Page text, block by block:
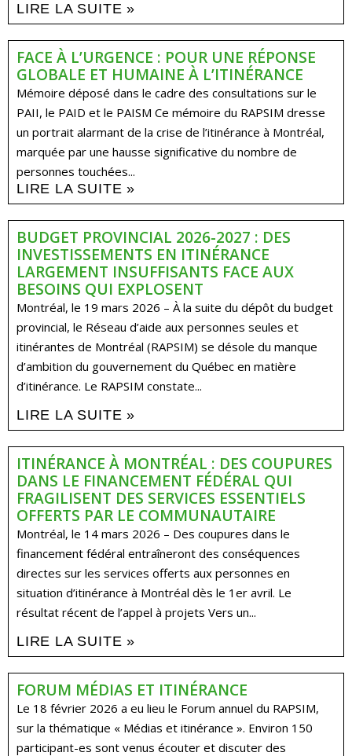
LIRE LA SUITE »
FACE À L’URGENCE : POUR UNE RÉPONSE
GLOBALE ET HUMAINE À L’ITINÉRANCE
Mémoire déposé dans le cadre des consultations sur le
PAII, le PAID et le PAISM Ce mémoire du RAPSIM dresse
un portrait alarmant de la crise de l’itinérance à Montréal,
marquée par une hausse significative du nombre de
personnes touchées...
LIRE LA SUITE »
BUDGET PROVINCIAL 2026-2027 : DES
INVESTISSEMENTS EN ITINÉRANCE
LARGEMENT INSUFFISANTS FACE AUX
BESOINS QUI EXPLOSENT
Montréal, le 19 mars 2026 – À la suite du dépôt du budget
provincial, le Réseau d’aide aux personnes seules et
itinérantes de Montréal (RAPSIM) se désole du manque
d’ambition du gouvernement du Québec en matière
d’itinérance. Le RAPSIM constate...
LIRE LA SUITE »
ITINÉRANCE À MONTRÉAL : DES COUPURES
DANS LE FINANCEMENT FÉDÉRAL QUI
FRAGILISENT DES SERVICES ESSENTIELS
OFFERTS PAR LE COMMUNAUTAIRE
Montréal, le 14 mars 2026 – Des coupures dans le
financement fédéral entraîneront des conséquences
directes sur les services offerts aux personnes en
situation d’itinérance à Montréal dès le 1er avril. Le
résultat récent de l’appel à projets Vers un...
LIRE LA SUITE »
FORUM MÉDIAS ET ITINÉRANCE
Le 18 février 2026 a eu lieu le Forum annuel du RAPSIM,
sur la thématique « Médias et itinérance ». Environ 150
participant-es sont venus écouter et discuter des